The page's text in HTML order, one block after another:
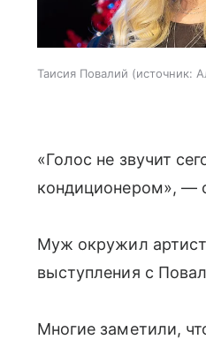
Таисия Повалий источник:
«Голос не звучит
кондиционером», —
Муж окружил
выступления с
Многие заметили,